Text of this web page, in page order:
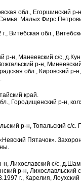
обл., Егоршинский
Семья: Малых Фирс
Витебская обл.,
р-н, Манеевский с/с,
р-н, Минеевский
обл., Кировский р-
край.
Городищенский р-н,
р-н, Топальский с/с.
Пятачок».
н, Лихославский с/с,
р-н, Лихославльский
г., Карелия,